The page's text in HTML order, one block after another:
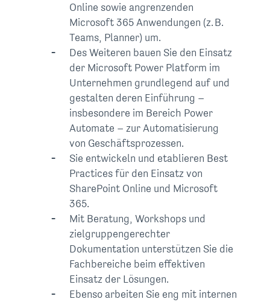
Online sowie angrenzenden
Microsoft 365 Anwendungen (z. B.
Teams, Planner) um.
Des Weiteren bauen Sie den Einsatz
der Microsoft Power Platform im
Unternehmen grundlegend auf und
gestalten deren Einführung –
insbesondere im Bereich Power
Automate – zur Automatisierung
von Geschäftsprozessen.
Sie entwickeln und etablieren Best
Practices für den Einsatz von
SharePoint Online und Microsoft
365.
Mit Beratung, Workshops und
zielgruppengerechter
Dokumentation unterstützen Sie die
Fachbereiche beim effektiven
Einsatz der Lösungen.
Ebenso arbeiten Sie eng mit internen